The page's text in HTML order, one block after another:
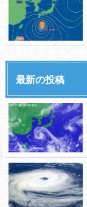
最新の投稿